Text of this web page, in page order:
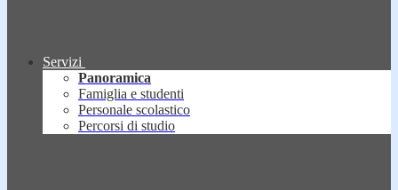
Servizi
Panoramica
Famiglia e studenti
Personale scolastico
Percorsi di studio